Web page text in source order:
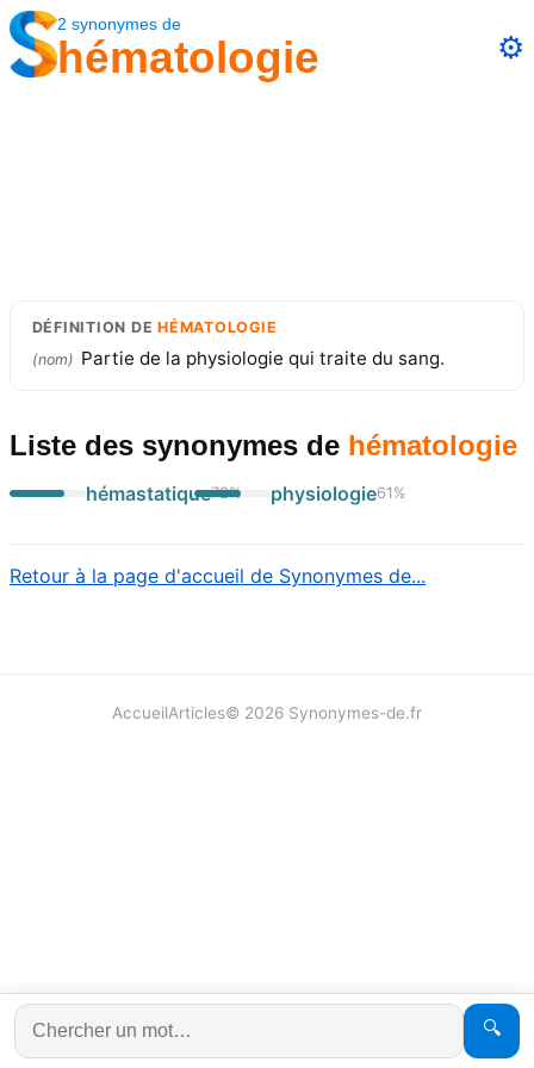
2 synonymes de
hématologie ⚙️
DÉFINITION DEHÉMATOLOGIE
(nom) Partie de la physiologie qui traite du sang.
Liste des synonymes de hématologie
hémastatique72% physiologie61 %
Retour à la page d'accueil de Synonymes de...
🔍
AccueilArticles© 2026 Synonymes-de.fr